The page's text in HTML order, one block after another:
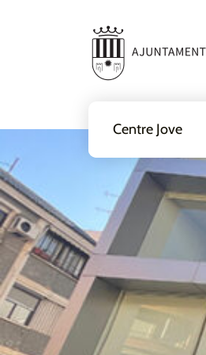
Centre Jove